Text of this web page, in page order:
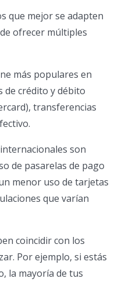
que mejor se adapten
ofrecer múltiples
más populares en
de crédito y débito
transferencias
son
de pasarelas de pago
menor uso de tarjetas
que varían
coincidir con los
Por ejemplo, si estás
la mayoría de tus